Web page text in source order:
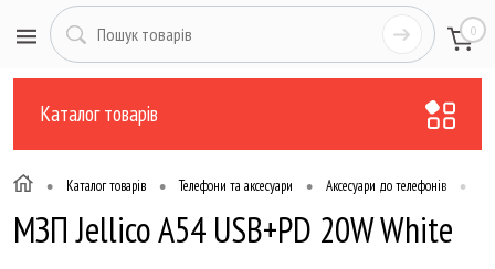
0
Каталог товарів
• Каталог товарів • Телефони та аксесуари • Аксесуари до телефонів •
МЗП Jellico A54 USB+PD 20W White